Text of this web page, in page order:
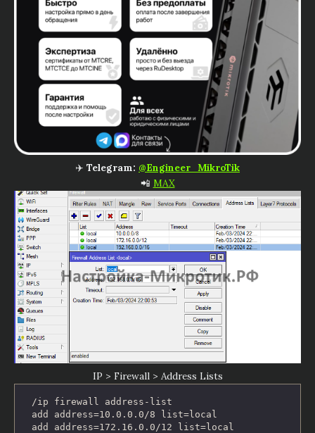
✈️ Telegram: @Engineer_MikroTik
📲 MAX
IP > Firewall > Address Lists
/ip firewall address-list
add address=10.0.0.0/8 list=local
add address=172.16.0.0/12 list=local